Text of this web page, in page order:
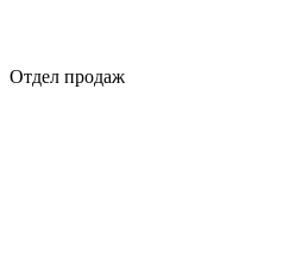
Отдел продаж